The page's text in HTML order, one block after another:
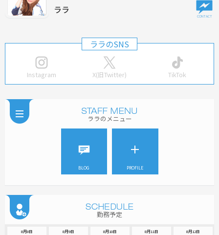
ララ
ララのSNS
Instagram X(旧Twitter) TikTok
ララのメニュー
BLOG PROFILE
勤務予定
8月8日
8月9日
8月10日
8月11日
8月12日